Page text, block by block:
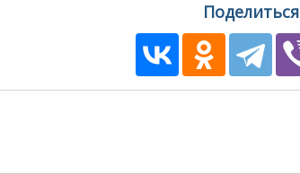
Поделиться